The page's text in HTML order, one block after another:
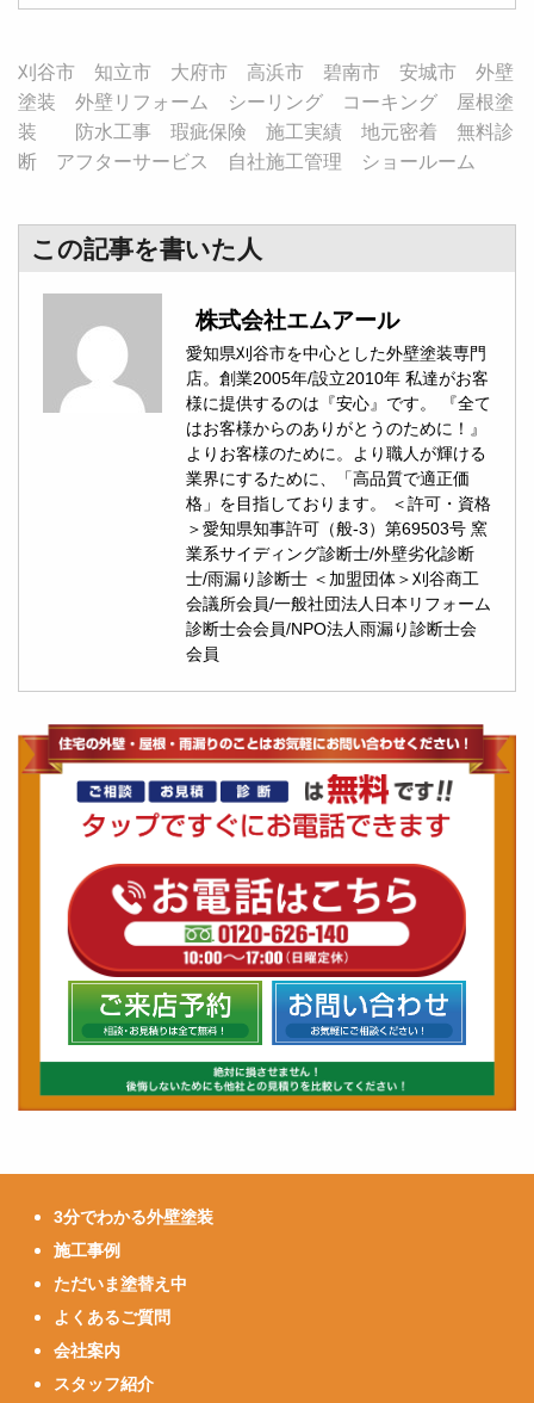
刈谷市 知立市 大府市 高浜市 碧南市 安城市 外壁
塗装 外壁リフォーム シーリング コーキング 屋根塗
装 防水工事 瑕疵保険 施工実績 地元密着 無料診
断 アフターサービス 自社施工管理 ショールーム
この記事を書いた人
株式会社エムアール
愛知県刈谷市を中心とした外壁塗装専門
店。創業2005年/設立2010年 私達がお客
様に提供するのは『安心』です。 『全て
はお客様からのありがとうのために！』
よりお客様のために。より職人が輝ける
業界にするために、「高品質で適正価
格」を目指しております。 ＜許可・資格
＞愛知県知事許可（般-3）第69503号 窯
業系サイディング診断士/外壁劣化診断
士/雨漏り診断士 ＜加盟団体＞刈谷商工
会議所会員/一般社団法人日本リフォーム
診断士会会員/NPO法人雨漏り診断士会
会員
3分でわかる外壁塗装
施工事例
ただいま塗替え中
よくあるご質問
会社案内
スタッフ紹介